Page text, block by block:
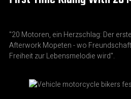
"20 Motoren, ein Herzschlag: Der
Afterwork Mopeten - wo
Freiheit zur Lebensmelodie wird".